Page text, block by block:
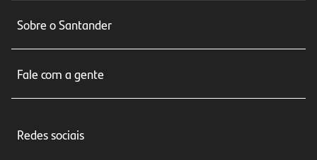
Seguros
Crédito e Financiamentos
Investimentos
Sobre o Santander
Fale com a gente
Central de Renegociação
Redes sociais